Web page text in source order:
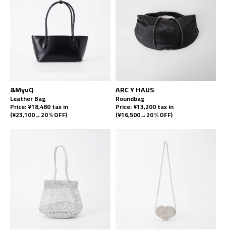
&MyuQ
Leather Bag
Price: ¥18,480 tax in
(¥23,100→20％OFF)
ARC Y HAUS
Roundbag
Price: ¥13,200 tax in
(¥16,500→20％OFF)